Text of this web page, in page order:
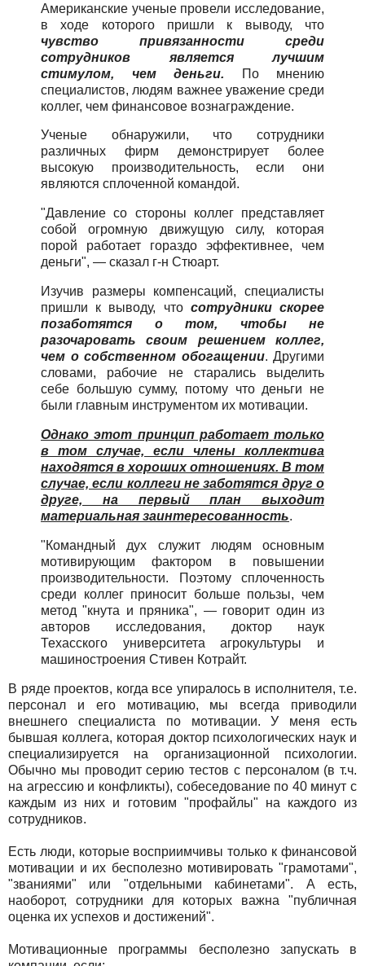
Американские ученые провели исследование,
в ходе которого пришли к выводу, что
чувство привязанности среди
сотрудников является лучшим
стимулом, чем деньги. По мнению
специалистов, людям важнее уважение среди
коллег, чем финансовое вознаграждение.
Ученые обнаружили, что сотрудники
различных фирм демонстрирует более
высокую производительность, если они
являются сплоченной командой.
"Давление со стороны коллег представляет
собой огромную движущую силу, которая
порой работает гораздо эффективнее, чем
деньги", — сказал г-н Стюарт.
Изучив размеры компенсаций, специалисты
пришли к выводу, что сотрудники скорее
позаботятся о том, чтобы не
разочаровать своим решением коллег,
чем о собственном обогащении. Другими
словами, рабочие не старались выделить
себе большую сумму, потому что деньги не
были главным инструментом их мотивации.
Однако этот принцип работает только
в том случае, если члены коллектива
находятся в хороших отношениях. В том
случае, если коллеги не заботятся друг о
друге, на первый план выходит
материальная заинтересованность.
"Командный дух служит людям основным
мотивирующим фактором в повышении
производительности. Поэтому сплоченность
среди коллег приносит больше пользы, чем
метод "кнута и пряника", — говорит один из
авторов исследования, доктор наук
Техасского университета агрокультуры и
машиностроения Стивен Котрайт.
В ряде проектов, когда все упиралось в исполнителя, т.е.
персонал и его мотивацию, мы всегда приводили
внешнего специалиста по мотивации. У меня есть
бывшая коллега, которая доктор психологических наук и
специализируется на организационной психологии.
Обычно мы проводит серию тестов с персоналом (в т.ч.
на агрессию и конфликты), собеседование по 40 минут с
каждым из них и готовим "профайлы" на каждого из
сотрудников.
Есть люди, которые восприимчивы только к финансовой
мотивации и их бесполезно мотивировать "грамотами",
"званиями" или "отдельными кабинетами". А есть,
наоборот, сотрудники для которых важна "публичная
оценка их успехов и достижений".
Мотивационные программы бесполезно запускать в